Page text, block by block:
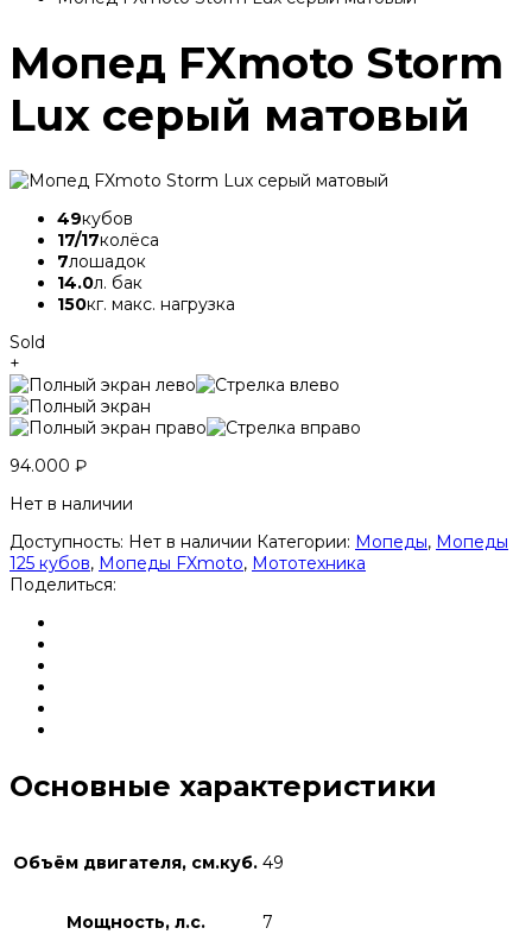
Мопед FXmoto Storm
Lux серый матовый
49кубов
17/17колёса
7лошадок
14.0л. бак
150кг. макс. нагрузка
Sold
+
94.000 ₽
Нет в наличии
Доступность: Нет в наличии Категории: Мопеды, Мопеды
125 кубов, Мопеды FXmoto, Мототехника
Поделиться:
Основные характеристики
Объём двигателя, см.куб. 49
Мощность, л.с. 7